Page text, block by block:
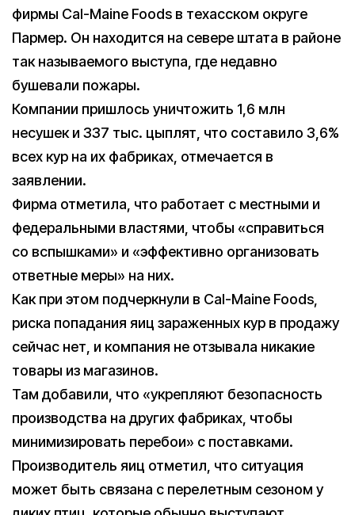
фирмы Cal-Maine Foods в техасском округе
Пармер. Он находится на севере штата в районе
так называемого выступа, где недавно
бушевали пожары.
Компании пришлось уничтожить 1,6 млн
несушек и 337 тыс. цыплят, что составило 3,6%
всех кур на их фабриках, отмечается в
заявлении.
Фирма отметила, что работает с местными и
федеральными властями, чтобы «справиться
со вспышками» и «эффективно организовать
ответные меры» на них.
Как при этом подчеркнули в Cal-Maine Foods,
риска попадания яиц зараженных кур в продажу
сейчас нет, и компания не отзывала никакие
товары из магазинов.
Там добавили, что «укрепляют безопасность
производства на других фабриках, чтобы
минимизировать перебои» с поставками.
Производитель яиц отметил, что ситуация
может быть связана с перелетным сезоном у